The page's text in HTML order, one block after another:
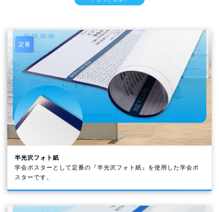
ター（大判印刷）のフルカラープリント/製作を行なって
おります。
研究発表の寸前まで
学会ポスター/発表ポスター
の内容を
更新していて間に合わなさそうな時にも、 業界最速のビ
ジプリにお任せください！！
お忙しい先生方には『学会ポスター設置代行サービス』
も好評です。WEB(オンライン)で簡単にご注文いただけま
す。
本ページの最後にお客様から頂きました素敵な制作事例
学会ポスターの制作事例は
定番
半光沢フォト紙
学会ポスターとして定番の『半光沢フォト紙』を使用した学会ポ
スターです。